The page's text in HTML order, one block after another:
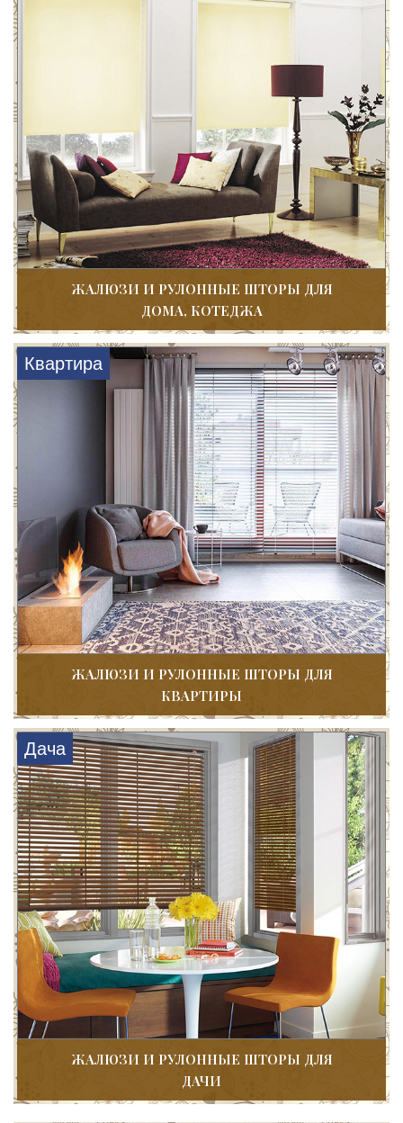
ЖАЛЮЗИ И РУЛОННЫЕ ШТОРЫ ДЛЯ
ДОМА, КОТЕДЖА
Квартира
ЖАЛЮЗИ И РУЛОННЫЕ ШТОРЫ ДЛЯ
КВАРТИРЫ
Дача
ЖАЛЮЗИ И РУЛОННЫЕ ШТОРЫ ДЛЯ
ДАЧИ